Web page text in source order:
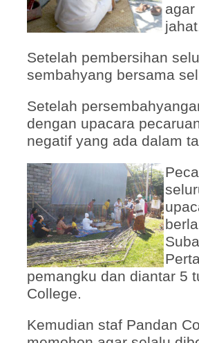
agar
Setelah pembersihan
sembahyang bersama
Setelah
dengan upacara
negatif yang ada dalam
pemangku dan diantar 5
College.
Kemudian staf Pandan